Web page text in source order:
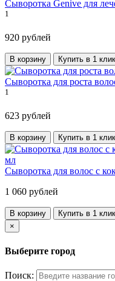
Сыворотка Genive для
1
920 рублей
В корзину Купить в 1 клик
Сыворотка для роста
1
623 рублей
В корзину Купить в 1 клик
Сыворотка для волос с
1 060 рублей
В корзину
Купить в 1 клик
×
Выберите город
Поиск: